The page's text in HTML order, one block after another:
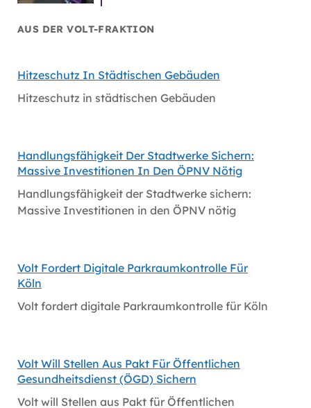
AUS DER VOLT-FRAKTION
Hitzeschutz In Städtischen Gebäuden
Hitzeschutz in städtischen Gebäuden
Handlungsfähigkeit Der Stadtwerke Sichern:
Massive Investitionen In Den ÖPNV Nötig
Handlungsfähigkeit der Stadtwerke sichern:
Massive Investitionen in den ÖPNV nötig
Volt Fordert Digitale Parkraumkontrolle Für
Köln
Volt fordert digitale Parkraumkontrolle für Köln
Volt Will Stellen Aus Pakt Für Öffentlichen
Gesundheitsdienst (ÖGD) Sichern
Volt will Stellen aus Pakt für Öffentlichen